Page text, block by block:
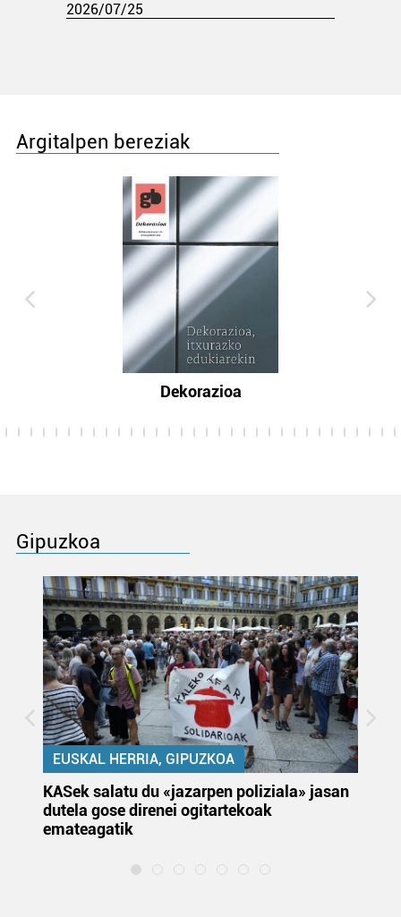
2026/07/25
Argitalpen bereziak
Dekorazioa
Gipuzkoa
EUSKAL HERRIA, GIPUZKOA
KASek salatu du «jazarpen poliziala» jasan
dutela gose direnei ogitartekoak
emateagatik